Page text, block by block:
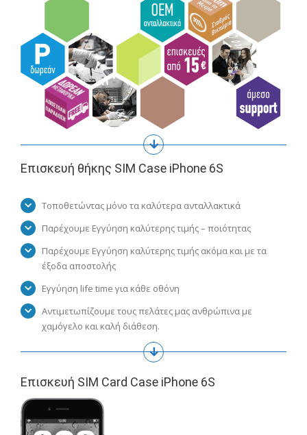
Επισκευή θήκης SIM Case iPhone 6S
Τοποθετώντας μόνο τα καλύτερα ανταλλακτικά
Παρέχουμε Εγγύηση καλύτερης τιμής – ποιότητας
Παρέχουμε Εγγύηση καλύτερης τιμής ακόμα και με τα
έξοδα αποστολής
Εγγύηση life time για κάθε οθόνη
Αντιμετωπίζουμε τους πελάτες μας ανθρώπινα με
χαμόγελο και καλή διάθεση.
Επισκευή SIM Card Case iPhone 6S